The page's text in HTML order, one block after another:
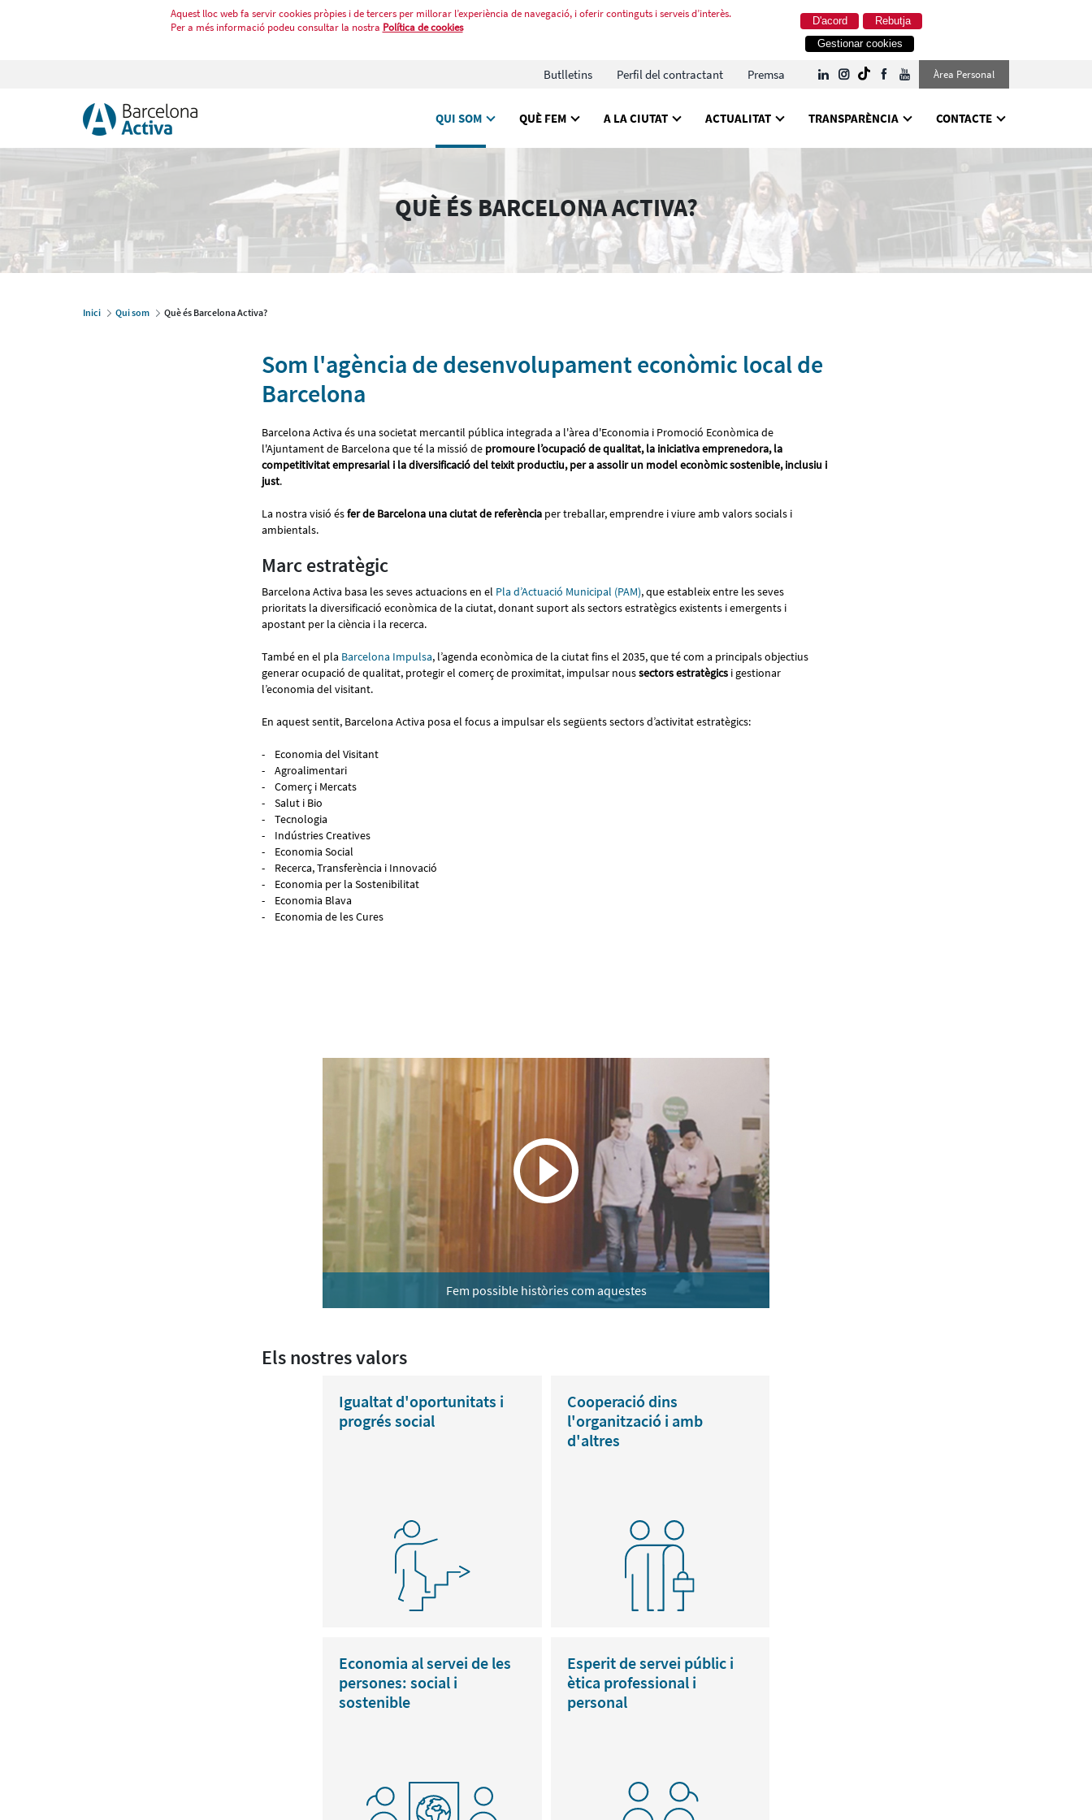
Aquest lloc web fa servir cookies pròpies i de tercers per millorar l’experiència de navegació, i oferir continguts i serveis d’interès.
Per a més informació podeu consultar la nostra Política de cookies Rebutja
D'acord
Gestionar cookies
Butlletins Perfil del contractant Premsa Àrea Personal
QUI SOM QUÈ FEM A LA CIUTAT ACTUALITAT TRANSPARÈNCIA CONTACTE
QUÈ ÉS BARCELONA ACTIVA?
Inici Qui som Què és Barcelona Activa?
Som l'agència de desenvolupament econòmic local de
Barcelona
Barcelona Activa és una societat mercantil pública integrada a l'àrea d'Economia i Promoció Econòmica de
l'Ajuntament de Barcelona que té la missió de promoure l’ocupació de qualitat, la iniciativa emprenedora, la
competitivitat empresarial i la diversificació del teixit productiu, per a assolir un model econòmic sostenible, inclusiu i
just.
La nostra visió ésfer de Barcelona una ciutat de referència per treballar, emprendre i viure amb valors socials i
ambientals.
Marc estratègic
Barcelona Activa basa les seves actuacions en el Pla d’Actuació Municipal (PAM), que estableix entre les seves
prioritats la diversificació econòmica de la ciutat, donant suport als sectors estratègics existents i emergents i
apostant per la ciència i la recerca.
També en el pla Barcelona Impulsa, l’agenda econòmica de la ciutat fins el 2035, que té com a principals objectius
generar ocupació de qualitat, protegir el comerç de proximitat, impulsar noussectors estratègics i gestionar
l’economia del visitant.
En aquest sentit, Barcelona Activa posa el focus a impulsar els següents sectors d’activitat estratègics:
- Economia del Visitant
- Agroalimentari
- Comerç i Mercats
- Salut i Bio
- Tecnologia
- Indústries Creatives
- Economia Social
- Recerca, Transferència i Innovació
- Economia per la Sostenibilitat
- Economia Blava
- Economia de les Cures
Fem possible històries com aquestes
Els nostres valors
Igualtat d'oportunitats i
progrés social
model just de creació, manteniment i
repartiment de l'ocupació, que
Cooperació dins
l'organització i amb
d'altres
col·laboratives, transversals i
participatives que afavoreixin el
Economia al servei de les
persones: social i
sostenible
Esperit de servei públic i
ètica professional i
personal